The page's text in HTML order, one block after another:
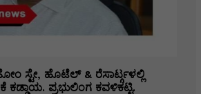
ಸ್ಟೇ, ಹೊಟೆಲ್ & ರೆಸಾರ್ಟ್ಗಳಲ್ಲಿ
ಪ್ರಭುಲಿಂಗ ಕವಳಿಕಟ್ಟಿ.